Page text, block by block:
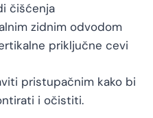
čišćenja
zidnim odvodom
priključne cevi
pristupačnim kako bi
i očistiti.